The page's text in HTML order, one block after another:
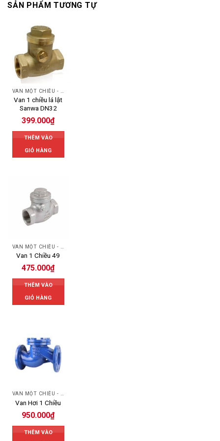
SẢN PHẨM TƯƠNG TỰ
VAN MỘT CHIỀU - SWING CHECK VALVE
Van 1 chiều lá lật
Sanwa DN32
399.000₫
THÊM VÀO
GIỎ HÀNG
Van 1 Chiều 49
475.000₫
THÊM VÀO
GIỎ HÀNG
VAN MỘT CHIỀU - SWING CHECK VALVE
Van Hơi 1 Chiều
950.000₫
THÊM VÀO